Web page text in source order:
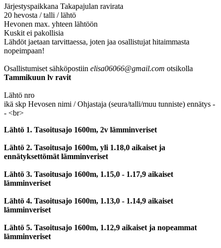
Järjestyspaikkana Takapajulan ravirata
20 hevosta / talli / lähtö
Hevonen max. yhteen lähtöön
Kuskit ei pakollisia
Lähdöt jaetaan tarvittaessa, joten jaa osallistujat hitaimmasta
nopeimpaan!
Osallistumiset sähköpostiin elisa06066@gmail.com otsikolla
Tammikuun lv ravit
Lähtö nro
ikä skp Hevosen nimi / Ohjastaja (seura/talli/muu tunniste) ennätys -
- <br>
Lähtö 1. Tasoitusajo 1600m, 2v lämminveriset
Lähtö 2. Tasoitusajo 1600m, yli 1.18,0 aikaiset ja
ennätyksettömät lämminveriset
Lähtö 3. Tasoitusajo 1600m, 1.15,0 - 1.17,9 aikaiset
lämminveriset
Lähtö 4. Tasoitusajo 1600m, 1.13,0 - 1.14,9 aikaiset
lämminveriset
Lähtö 5. Tasoitusajo 1600m, 1.12,9 aikaiset ja nopeammat
lämminveriset